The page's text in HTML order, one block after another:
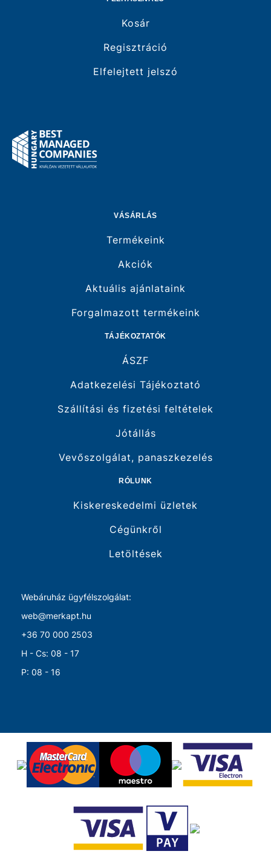
Kosár
Regisztráció
Elfelejtett jelszó
VÁSÁRLÁS
Termékeink
Akciók
Aktuális ajánlataink
Forgalmazott termékeink
TÁJÉKOZTATÓK
ÁSZF
Adatkezelési Tájékoztató
Szállítási és fizetési feltételek
Jótállás
Vevőszolgálat, panaszkezelés
RÓLUNK
Kiskereskedelmi üzletek
Cégünkről
Letöltések
Webáruház ügyfélszolgálat:
web@merkapt.hu
+36 70 000 2503
H - Cs: 08 - 17
P: 08 - 16